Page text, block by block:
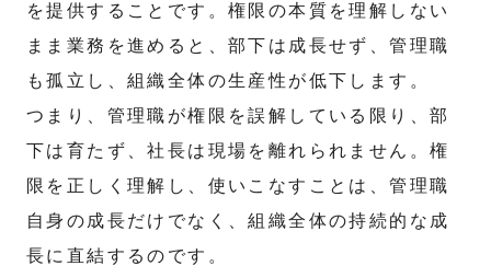
を提供することです。権限の本質を理解しない
まま業務を進めると、部下は成長せず、管理職
も孤立し、組織全体の生産性が低下します。
つまり、管理職が権限を誤解している限り、部
下は育たず、社長は現場を離れられません。権
限を正しく理解し、使いこなすことは、管理職
自身の成長だけでなく、組織全体の持続的な成
長に直結するのです。